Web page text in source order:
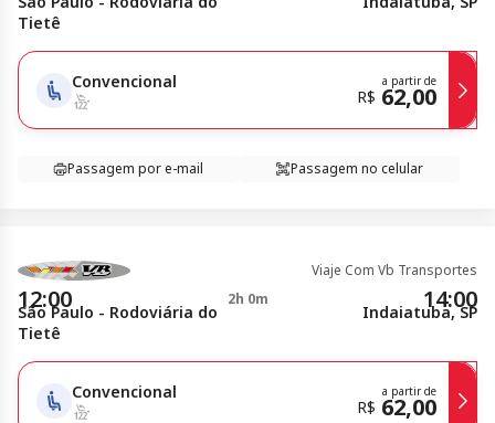
Tietê
Convencional a partir de
R$ 62,00
Passagem por e-mail Passagem no celular
Viaje Com Vb Transportes
12:00 2h 0m 14:00
São Paulo - Rodoviária do
Tietê
Indaiatuba, SP
Convencional a partir de
R$ 62,00